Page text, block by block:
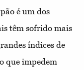
é um dos
têm sofrido mais
índices de
que impedem